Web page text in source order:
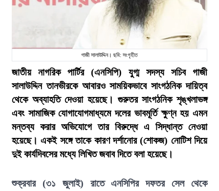
গাজী সালাউদ্দিন। ছবি: সংগৃহীত
জাতীয় নাগরিক পার্টির (এনসিপি) যুগ্ম সদস্য সচিব গাজী
সালাউদ্দিন তানভীরকে আবারও সাময়িকভাবে সাংগঠনিক দায়িত্ব
থেকে অব্যাহতি দেওয়া হয়েছে। গুরুতর সাংগঠনিক শৃঙ্খলাভঙ্গ
এবং সামাজিক যোগাযোগমাধ্যমে দলের ভাবমূর্তি ক্ষুণ্ন হয় এমন
মন্তব্য করার অভিযোগে তার বিরুদ্ধে এ সিদ্ধান্ত নেওয়া
হয়েছে। একই সঙ্গে তাকে কারণ দর্শানোর (শোকজ) নোটিশ দিয়ে
দুই কার্যদিবসের মধ্যে লিখিত জবাব দিতে বলা হয়েছে।
শুক্রবার (৩১ জুলাই) রাতে এনসিপির দফতর সেল থেকে